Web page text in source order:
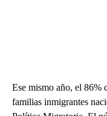
Ese mismo año, el 86%
familias inmigrantes